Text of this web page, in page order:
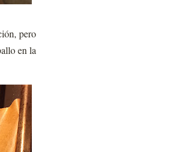
pero
en la